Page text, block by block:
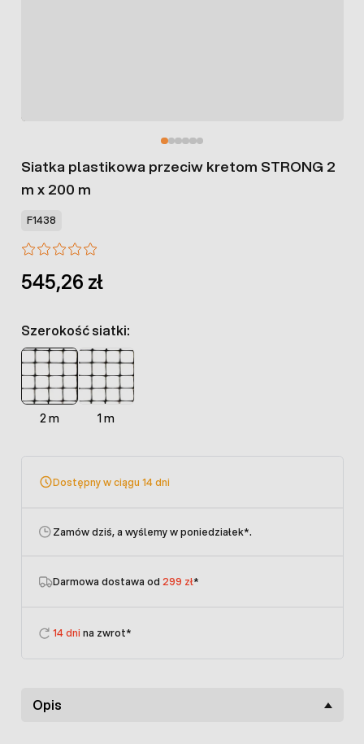
Siatka plastikowa przeciw kretom STRONG 2
m x 200 m
F1438
545,26 zł
Szerokość siatki:
2 m 1 m
Dostępny w ciągu 14 dni
Zamów dziś, a wyślemy w poniedziałek*.
Darmowa dostawa od 299 zł*
14 dni na zwrot*
Opis